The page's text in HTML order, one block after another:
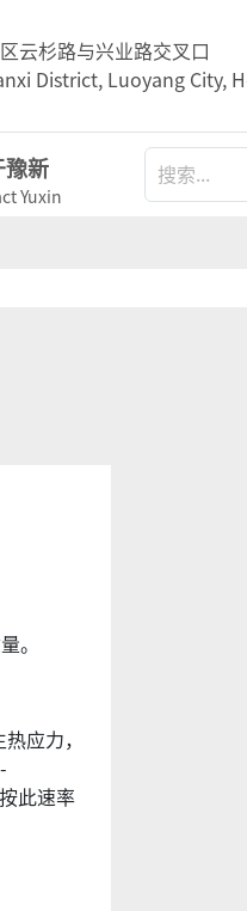
杉路与兴业路交叉口
District, Luoyang City,
豫新
Yuxin
。
应力，
此速率